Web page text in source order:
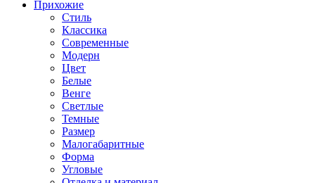
Прихожие
Стиль
Классика
Современные
Модерн
Цвет
Белые
Венге
Светлые
Темные
Размер
Малогабаритные
Форма
Угловые